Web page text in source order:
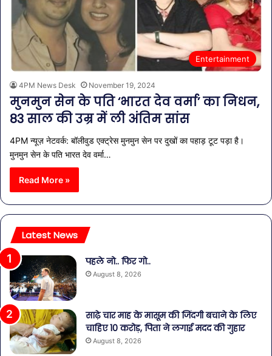
Entertainment
4PM News Desk November 19, 2024
मुनमुन सेन के पति ‘भारत देव वर्मा’ का निधन,
83 साल की उम्र में ली अंतिम सांस
4PM न्यूज़ नेटवर्क: बॉलीवुड एक्ट्रेस मुनमुन सेन पर दुखों का पहाड़ टूट पड़ा है।
मुनमुन सेन के पति भारत देव वर्मा…
Read More »
Latest News
पहले नो.. फिर गो..
August 8, 2026
साढ़े चार माह के मासूम की जिंदगी बचाने के लिए
चाहिए 10 करोड़, पिता ने लगाई मदद की गुहार
August 8, 2026